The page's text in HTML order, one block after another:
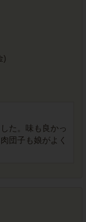
)
た。味も良かっ
団子も娘がよく